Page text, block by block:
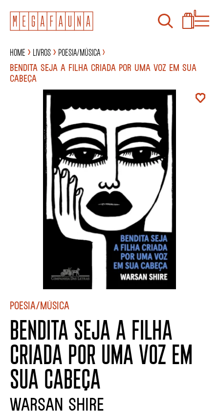
0
Home Livros
Poesia/Música
BENDITA SEJA A FILHA CRIADA POR UMA VOZ EM SUA
CABEÇA
Poesia/Música
BENDITA SEJA A FILHA
CRIADA POR UMA VOZ EM
SUA CABEÇA
Warsan Shire